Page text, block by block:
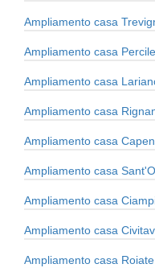
Ampliamento casa
Ampliamento casa Percile
Ampliamento casa
Ampliamento casa
Ampliamento casa
Ampliamento casa
Ampliamento casa
Ampliamento casa
Ampliamento casa Roiate